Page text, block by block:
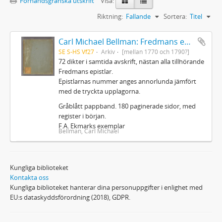
Sortera: Titel
Riktning: Fallande
Carl Michael Bellman: Fredmans epistlar m.m.
SE S-HS Vf27 Arkiv [mellan 1770 och 1790?]
72 dikter i samtida avskrift, nästan alla tillhörande
Fredmans epistlar.
Epistlarnas nummer anges annorlunda jämfört
med de tryckta upplagorna.
Gråblått pappband. 180 paginerade sidor, med
register i början.
F.A. Ekmarks exemplar
Bellman, Carl Michael
Kungliga biblioteket
Kontakta oss
Kungliga biblioteket hanterar dina personuppgifter i enlighet med
EU:s dataskyddsförordning (2018), GDPR.